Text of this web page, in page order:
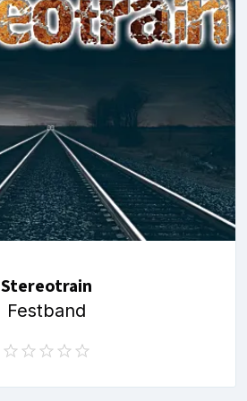
Stereotrain
Festband